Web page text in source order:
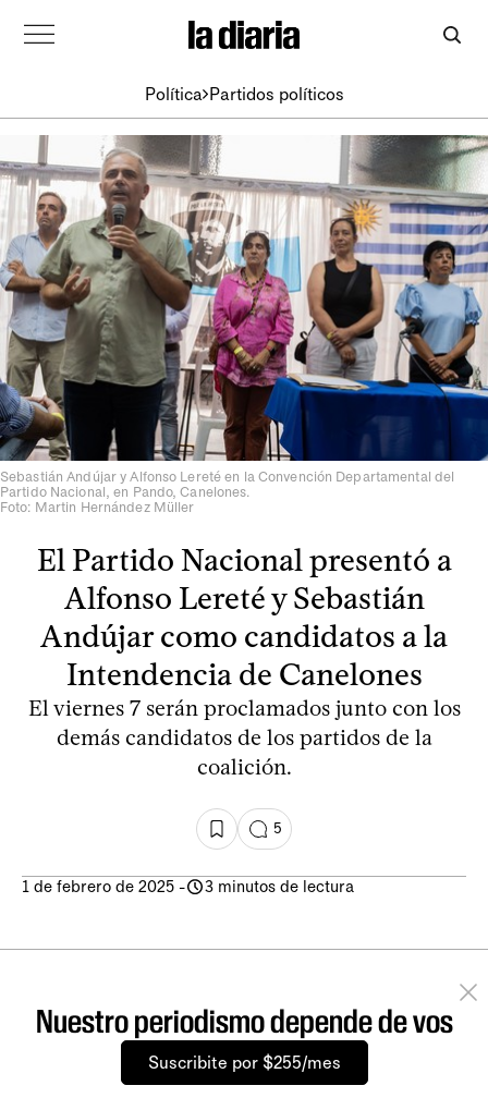
Política Partidos políticos
Sebastián Andújar y Alfonso Lereté en la Convención Departamental del
Partido Nacional, en Pando, Canelones.
Foto: Martin Hernández Müller
El Partido Nacional presentó a
Alfonso Lereté y Sebastián
Andújar como candidatos a la
Intendencia de Canelones
El viernes 7 serán proclamados junto con los
demás candidatos de los partidos de la
coalición.
5
1 de febrero de 2025 - 3 minutos de lectura
Nuestro periodismo depende de vos
Suscribite por $255/mes